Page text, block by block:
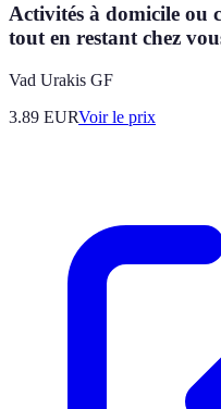
Activités à domicile ou
tout en restant chez
Vad Urakis GF
3.89 EURVoir le prix